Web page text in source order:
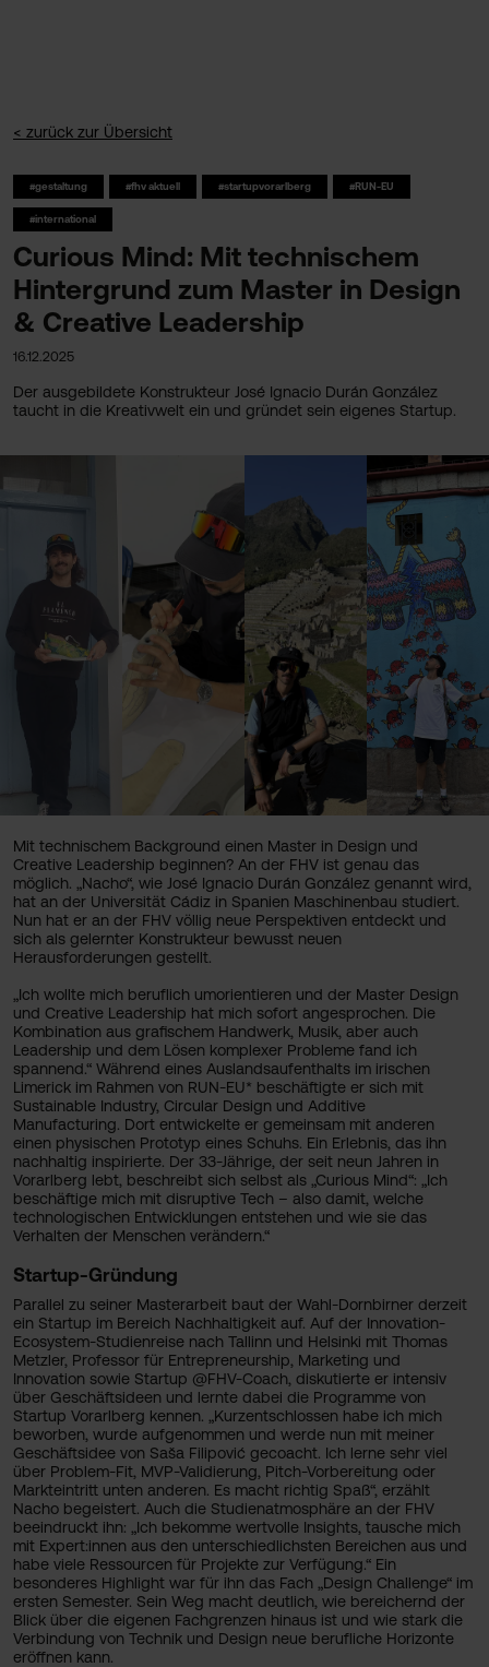
< zurück zur Übersicht
#gestaltung #fhv aktuell #startupvorarlberg #RUN-EU
#international
Curious Mind: Mit technischem
Hintergrund zum Master in Design
& Creative Leadership
16.12.2025
Der ausgebildete Konstrukteur José Ignacio Durán González
taucht in die Kreativwelt ein und gründet sein eigenes Startup.
Mit technischem Background einen Master in Design und
Creative Leadership beginnen? An der FHV ist genau das
möglich. „Nacho“, wie José Ignacio Durán González genannt wird,
hat an der Universität Cádiz in Spanien Maschinenbau studiert.
Nun hat er an der FHV völlig neue Perspektiven entdeckt und
sich als gelernter Konstrukteur bewusst neuen
Herausforderungen gestellt.
„Ich wollte mich beruflich umorientieren und der Master Design
und Creative Leadership hat mich sofort angesprochen. Die
Kombination aus grafischem Handwerk, Musik, aber auch
Leadership und dem Lösen komplexer Probleme fand ich
spannend.“ Während eines Auslandsaufenthalts im irischen
Limerick im Rahmen von RUN-EU* beschäftigte er sich mit
Sustainable Industry, Circular Design und Additive
Manufacturing. Dort entwickelte er gemeinsam mit anderen
einen physischen Prototyp eines Schuhs. Ein Erlebnis, das ihn
nachhaltig inspirierte. Der 33-Jährige, der seit neun Jahren in
Vorarlberg lebt, beschreibt sich selbst als „Curious Mind“: „Ich
beschäftige mich mit disruptive Tech – also damit, welche
technologischen Entwicklungen entstehen und wie sie das
Verhalten der Menschen verändern.“
Startup-Gründung
Parallel zu seiner Masterarbeit baut der Wahl-Dornbirner derzeit
ein Startup im Bereich Nachhaltigkeit auf. Auf der Innovation-
Ecosystem-Studienreise nach Tallinn und Helsinki mit Thomas
Metzler, Professor für Entrepreneurship, Marketing und
Innovation sowie Startup @FHV-Coach, diskutierte er intensiv
über Geschäftsideen und lernte dabei die Programme von
Startup Vorarlberg kennen. „Kurzentschlossen habe ich mich
beworben, wurde aufgenommen und werde nun mit meiner
Geschäftsidee von Saša Filipović gecoacht. Ich lerne sehr viel
über Problem-Fit, MVP-Validierung, Pitch-Vorbereitung oder
Markteintritt unten anderen. Es macht richtig Spaß“, erzählt
Nacho begeistert. Auch die Studienatmosphäre an der FHV
beeindruckt ihn: „Ich bekomme wertvolle Insights, tausche mich
mit Expert:innen aus den unterschiedlichsten Bereichen aus und
habe viele Ressourcen für Projekte zur Verfügung.“ Ein
besonderes Highlight war für ihn das Fach „Design Challenge“ im
ersten Semester. Sein Weg macht deutlich, wie bereichernd der
Blick über die eigenen Fachgrenzen hinaus ist und wie stark die
Verbindung von Technik und Design neue berufliche Horizonte
eröffnen kann.